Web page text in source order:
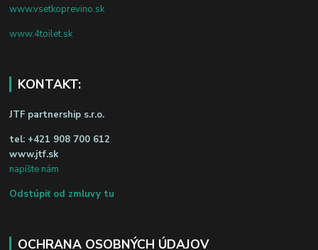
www.vsetkoprevino.sk
www.4toilet.sk
KONTAKT:
JTF partnership s.r.o.
tel: +421 908 700 612
www.jtf.sk
napíšte nám
Odstúpiť od zmluvy tu
OCHRANA OSOBNÝCH ÚDAJOV